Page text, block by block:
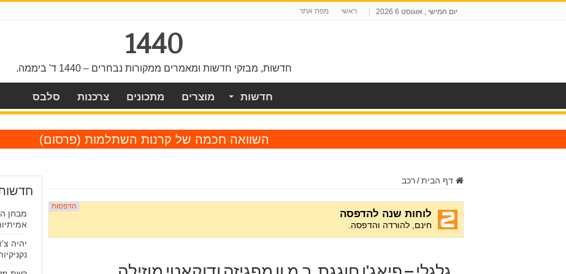
יום חמישי , אוגוסט 6 2026 ראשי מפת אתר
1440
חדשות, מבזקי חדשות ומאמרים ממקורות נבחרים – 1440 ד' ביממה.
חדשות מוצרים מתכונים צרכנות סלבס
השוואה חכמה של קרנות השתלמות (פרסום)
דף הבית/רכב
מבחן
יהיה